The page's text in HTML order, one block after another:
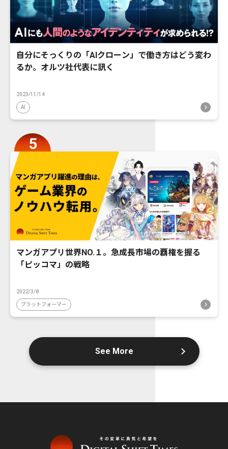
自分にそっくりの「AIクローン」で働き方はどう変わ
るか。オルツ社代表に訊く
2023/11/14
AI
マンガアプリ世界NO.１。急成長市場の覇権を握る
「ピッコマ」の戦略
2022/3/8
プラットフォーマー
See More